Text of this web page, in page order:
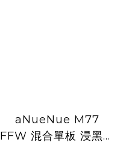
aNueNue M77
FFW 混合單板 浸黑虎